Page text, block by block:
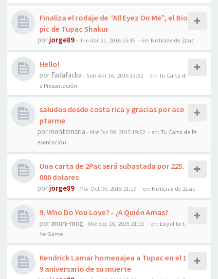
Finaliza el rodaje de “All Eyez On Me”, el Bio
pic de Tupac Shakur
por jorge89-Jue Abr 21, 2016 16:45 - en: Noticias de 2pac
Hello!
por Fadafacka - Sab Abr 16, 2016 13:32 - en: Tu Carta d
e Presentación
saludos desde costa rica y gracias por ace
ptarme
pormontemaria - Mié Dic 09, 2015 19:52 - en: Tu Carta de Pr
esentación
Una carta de 2Pac será subastada por 225.
000 dolares
por jorge89- Mar Oct 06, 2015 21:17 - en: Noticias de 2pac
9. Who Do You Love? - ¿A Quién Amas?
por anoni-mog - Mié Sep 16, 2015 21:13 - en: Loyal to t
he Game
Kendrick Lamar homenajea a Tupac en el 1
9 aniversario de su muerte